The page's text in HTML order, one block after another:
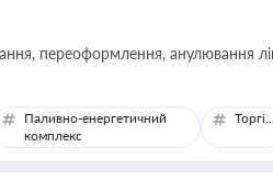
переоформлення, анулювання
Паливно-енергетичний
комплекс
Торгівля